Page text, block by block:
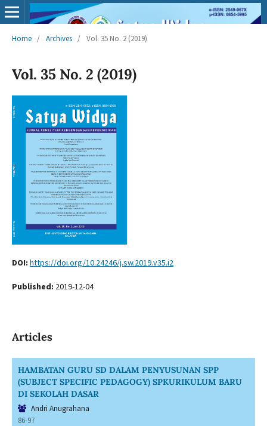
Home / Archives / Vol. 35 No. 2 (2019)
Vol. 35 No. 2 (2019)
DOI: https://doi.org/10.24246/j.sw.2019.v35.i2
Published: 2019-12-04
Articles
HAMBATAN GURU SD DALAM PENYUSUNAN SPP
(SUBJECT SPECIFIC PEDAGOGY) SPKURIKULUM BARU
DI SEKOLAH DASAR
Andri Anugrahana
86-97